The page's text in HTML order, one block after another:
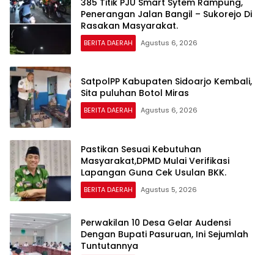
Penerangan Jalan Bangil – Sukorejo Di
Rasakan Masyarakat.
BERITA DAERAH Agustus 6, 2026
SatpolPP Kabupaten Sidoarjo Kembali,
Sita puluhan Botol Miras
BERITA DAERAH Agustus 6, 2026
Pastikan Sesuai Kebutuhan
Masyarakat,DPMD Mulai Verifikasi
Lapangan Guna Cek Usulan BKK.
BERITA DAERAH Agustus 5, 2026
Perwakilan 10 Desa Gelar Audensi
Dengan Bupati Pasuruan, Ini Sejumlah
Tuntutannya